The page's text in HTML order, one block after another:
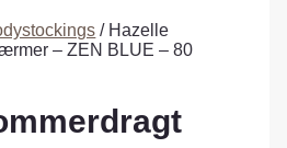
/ Hazelle
– ZEN BLUE – 80